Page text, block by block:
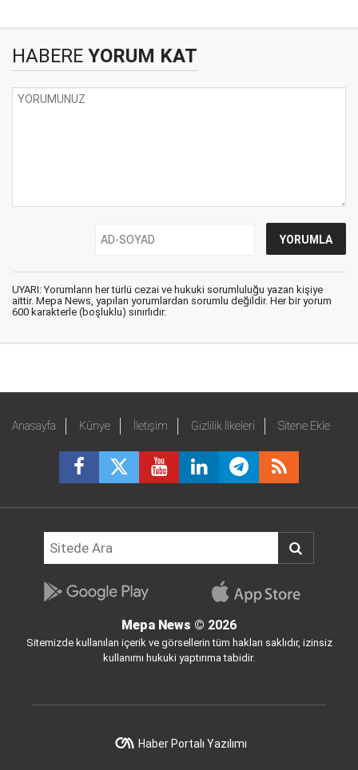
HABERE YORUM KAT
UYARI: Yorumların her türlü cezai ve hukuki sorumluluğu yazan kişiye
aittir. Mepa News, yapılan yorumlardan sorumlu değildir. Her bir yorum
600 karakterle (boşluklu) sınırlıdır.
Anasayfa Künye İletişim Gizlilik İlkeleri Sitene Ekle
Mepa News © 2026
Sitemizde kullanılan içerik ve görsellerin tüm hakları saklıdır, izinsiz
kullanımı hukuki yaptırıma tabidir.
Haber Portalı Yazılımı